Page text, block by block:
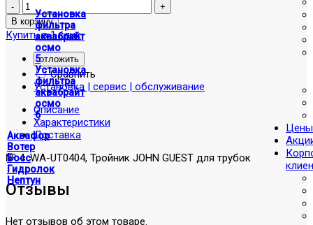
Установка
фильтра
аквабрайт
осмо
5
Установка
фильтра
аквабрайт
осмо
6
Аквафор
Вотер
Босс
Гидролок
Нептун
Цены
Купить в 1 клик
отложить
Сравнить
Установка | сервис | обслуживание
Описание
Характеристики
Доставка
№ 4 WA-UT0404, Тройник JOHN GUEST для трубок
Отзывы
Нет отзывов об этом товаре.